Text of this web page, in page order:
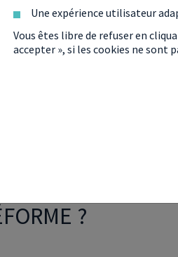
réforme. En moyenne, le
gains fiscaux
%, ils seraient plus
moyenne près de 1 000 euros
LES
?
Une expérience utilisateur
Vous êtes libre de refuser en
accepter », si les cookies ne sont